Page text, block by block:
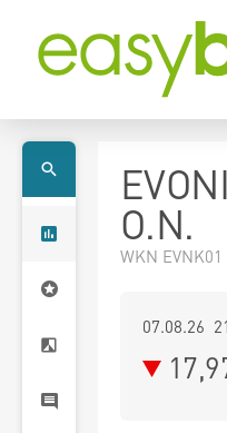
O.N.
WKN
07.08.26